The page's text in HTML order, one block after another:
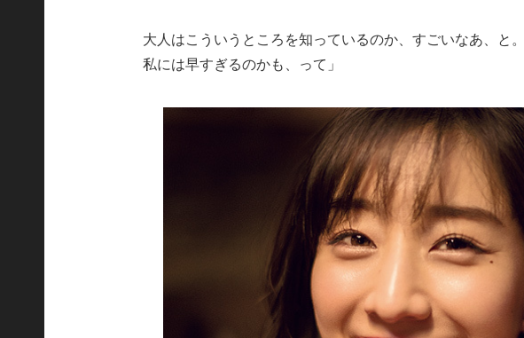
大人はこういうところを知っているのか、すごいなあ、と
私には早すぎるのかも、って」